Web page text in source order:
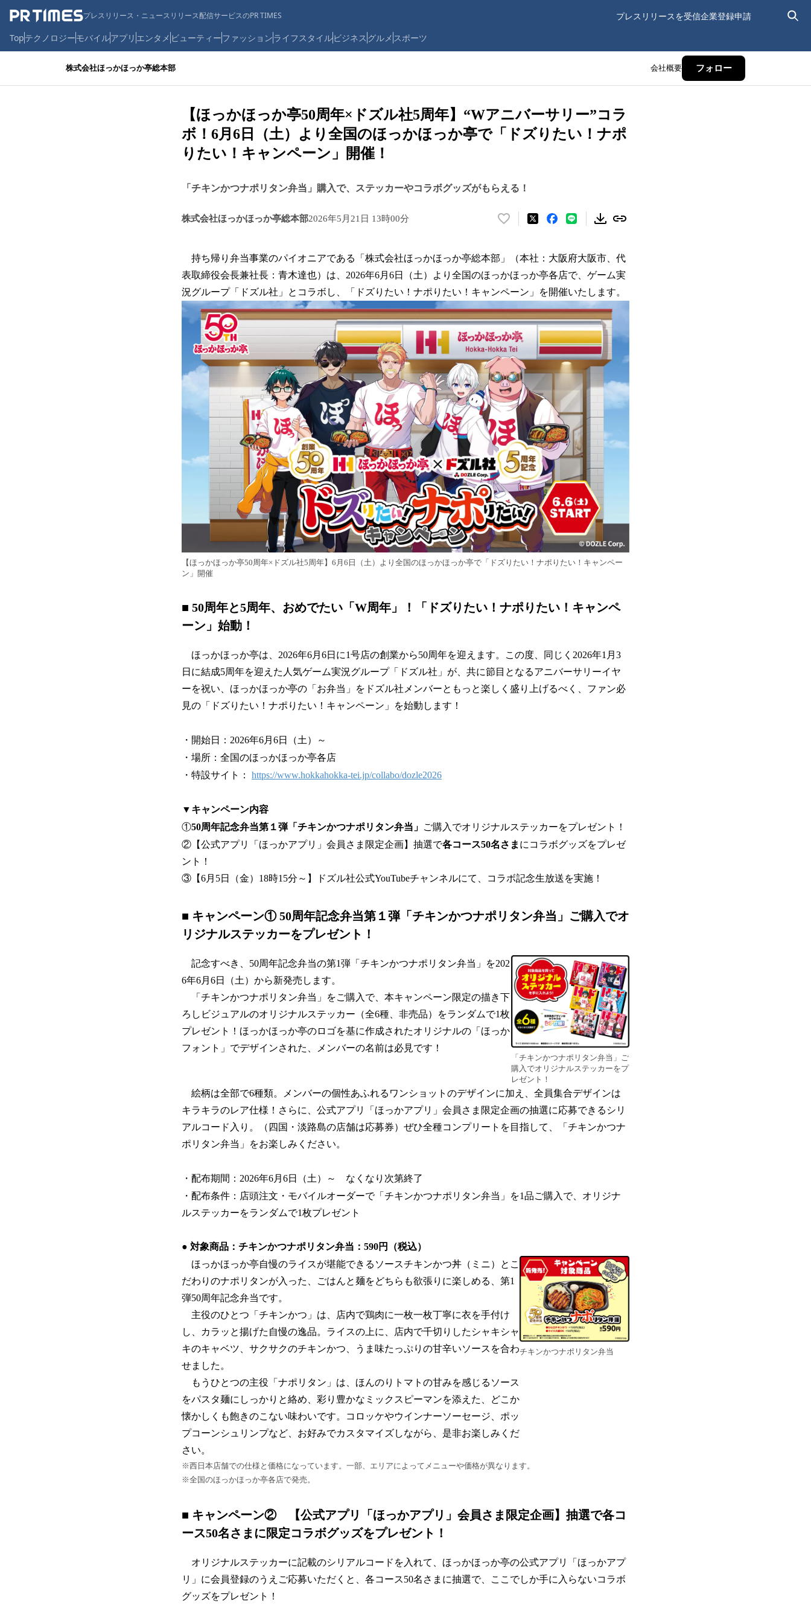
プレスリリース・ニュースリリース配信サービスのPR TIMES プレスリリースを受信企業登録申請
Topテクノロジーモバイルアプリ エンタメ ビューティーファッションライフスタイルビジネス グルメ スポーツ
株式会社ほっかほっか亭総本部 会社概要 フォロー
【ほっかほっか亭50周年×ドズル社5周年】“Wアニバーサリー”コラ
ボ！6月6日（土）より全国のほっかほっか亭で「ドズりたい！ナポ
りたい！キャンペーン」開催！
「チキンかつナポリタン弁当」購入で、ステッカーやコラボグッズがもらえる！
株式会社ほっかほっか亭総本部2026年5月21日 13時00分
い
！
数
を
読
み
込
み
中
で
す
持ち帰り弁当事業のパイオニアである「株式会社ほっかほっか亭総本部」（本社：大阪府大阪市、代
表取締役会長兼社長：青木達也）は、2026年6月6日（土）より全国のほっかほっか亭各店で、ゲーム実
況グループ「ドズル社」とコラボし、「ドズりたい！ナポりたい！キャンペーン」を開催いたします。
【ほっかほっか亭50周年×ドズル社5周年】6月6日（土）より全国のほっかほっか亭で「ドズりたい！ナポりたい！キャンペー
ン」開催
■ 50周年と5周年、おめでたい「W周年」！「ドズりたい！ナポりたい！キャンペ
ーン」始動！
ほっかほっか亭は、2026年6月6日に1号店の創業から50周年を迎えます。この度、同じく2026年1月3
日に結成5周年を迎えた人気ゲーム実況グループ「ドズル社」が、共に節目となるアニバーサリーイヤ
ーを祝い、ほっかほっか亭の「お弁当」をドズル社メンバーともっと楽しく盛り上げるべく、ファン必
見の「ドズりたい！ナポりたい！キャンペーン」を始動します！
・開始日：2026年6月6日（土）～
・場所：全国のほっかほっか亭各店
・特設サイト： https://www.hokkahokka-tei.jp/collabo/dozle2026
▼キャンペーン内容
①50周年記念弁当第１弾「チキンかつナポリタン弁当」 ご購入でオリジナルステッカーをプレゼント！
②【公式アプリ「ほっかアプリ」会員さま限定企画】抽選で各コース50名さま にコラボグッズをプレゼ
ント！
③【6月5日（金）18時15分～】ドズル社公式YouTubeチャンネルにて、コラボ記念生放送を実施！
■ キャンペーン① 50周年記念弁当第１弾「チキンかつナポリタン弁当」ご購入でオ
リジナルステッカーをプレゼント！
記念すべき、50周年記念弁当の第1弾「チキンかつナポリタン弁当」を202
6年6月6日（土）から新発売します。
「チキンかつナポリタン弁当」をご購入で、本キャンペーン限定の描き下
ろしビジュアルのオリジナルステッカー（全6種、非売品）をランダムで1枚
プレゼント！ほっかほっか亭のロゴを基に作成されたオリジナルの「ほっか
フォント」でデザインされた、メンバーの名前は必見です！
「チキンかつナポリタン弁当」ご
購入でオリジナルステッカーをプ
レゼント！
絵柄は全部で6種類。メンバーの個性あふれるワンショットのデザインに加え、全員集合デザインは
キラキラのレア仕様！さらに、公式アプリ「ほっかアプリ」会員さま限定企画の抽選に応募できるシリ
アルコード入り。（四国・淡路島の店舗は応募券）ぜひ全種コンプリートを目指して、「チキンかつナ
ポリタン弁当」をお楽しみください。
・配布期間：2026年6月6日（土）～ なくなり次第終了
・配布条件：店頭注文・モバイルオーダーで「チキンかつナポリタン弁当」を1品ご購入で、オリジナ
ルステッカーをランダムで1枚プレゼント
● 対象商品：チキンかつナポリタン弁当：590円（税込）
ほっかほっか亭自慢のライスが堪能できるソースチキンかつ丼（ミニ）とこ
だわりのナポリタンが入った、ごはんと麺をどちらも欲張りに楽しめる、第1
弾50周年記念弁当です。
主役のひとつ「チキンかつ」は、店内で鶏肉に一枚一枚丁寧に衣を手付け
し、カラッと揚げた自慢の逸品。ライスの上に、店内で千切りしたシャキシャ
キのキャベツ、サクサクのチキンかつ、うま味たっぷりの甘辛いソースを合わ
せました。
もうひとつの主役「ナポリタン」は、ほんのりトマトの甘みを感じるソース
をパスタ麺にしっかりと絡め、彩り豊かなミックスピーマンを添えた、どこか
懐かしくも飽きのこない味わいです。コロッケやウインナーソーセージ、ポッ
プコーンシュリンプなど、お好みでカスタマイズしながら、是非お楽しみくだ
さい。
チキンかつナポリタン弁当
※西日本店舗での仕様と価格になっています。一部、エリアによってメニューや価格が異なります。
※全国のほっかほっか亭各店で発売。
■ キャンペーン② 【公式アプリ「ほっかアプリ」会員さま限定企画】抽選で各コ
ース50名さまに限定コラボグッズをプレゼント！
オリジナルステッカーに記載のシリアルコードを入れて、ほっかほっか亭の公式アプリ「ほっかアプ
リ」に会員登録のうえご応募いただくと、各コース50名さまに抽選で、ここでしか手に入らないコラボ
グッズをプレゼント！